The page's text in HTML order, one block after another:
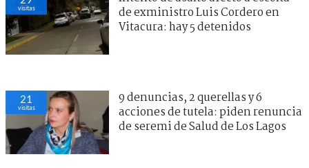
visitas
de exministro Luis Cordero en
Vitacura: hay 5 detenidos
21
visitas
9 denuncias, 2 querellas y 6
acciones de tutela: piden renuncia
de seremi de Salud de Los Lagos